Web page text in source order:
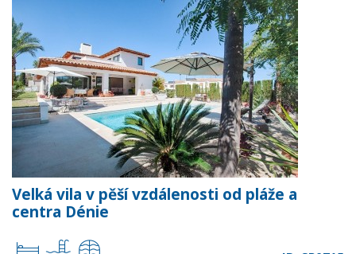
Velká vila v pěší vzdálenosti od pláže a
centra Dénie